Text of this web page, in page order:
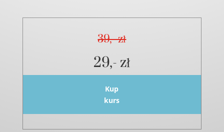
39,- zł
29,- zł
Kup
kurs